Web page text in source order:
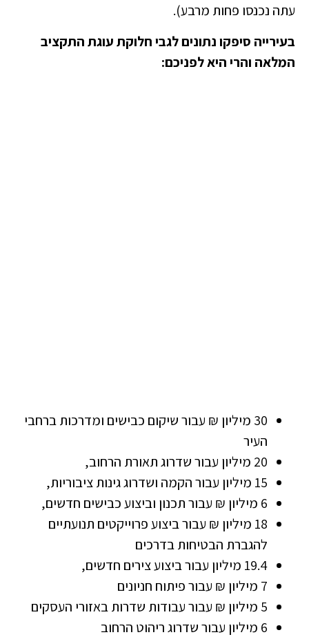
עתה נכנסו פחות מרבע).
בעירייה סיפקו נתונים לגבי חלוקת עוגת התקציב
המלאה והרי היא לפניכם:
30 מיליון ₪ עבור שיקום כבישים ומדרכות ברחבי
העיר
20 מיליון עבור שדרוג תאורת הרחוב,
15 מיליון עבור הקמה ושדרוג גינות ציבוריות,
6 מיליון ₪ עבור תכנון וביצוע כבישים חדשים,
18 מיליון ₪ עבור ביצוע פרוייקטים תנועתיים
להגברת הבטיחות בדרכים
19.4 מיליון עבור ביצוע צירים חדשים,
7 מיליון ₪ עבור פיתוח חניונים
5 מיליון ₪ עבור עבודות שדרות באזורי העסקים
6 מיליון עבור שדרוג ריהוט הרחוב